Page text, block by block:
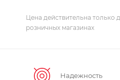
Цена действительна только
розничных магазинах
Надежность